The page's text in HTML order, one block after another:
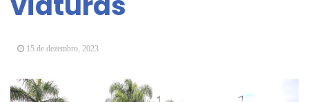
Arujá promove 2º encontro da Jornada de
dos Ipês
15 de dezembro, 2023